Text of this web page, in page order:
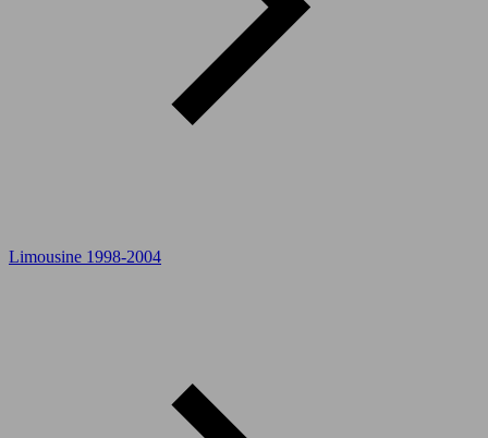
Limousine 1998-2004